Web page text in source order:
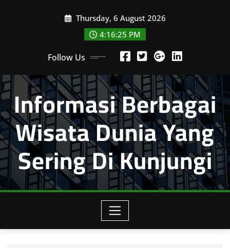
Thursday, 6 August 2026
4:16:26 PM
Follow Us
Informasi Berbagai
Wisata Dunia Yang
Sering Di Kunjungi